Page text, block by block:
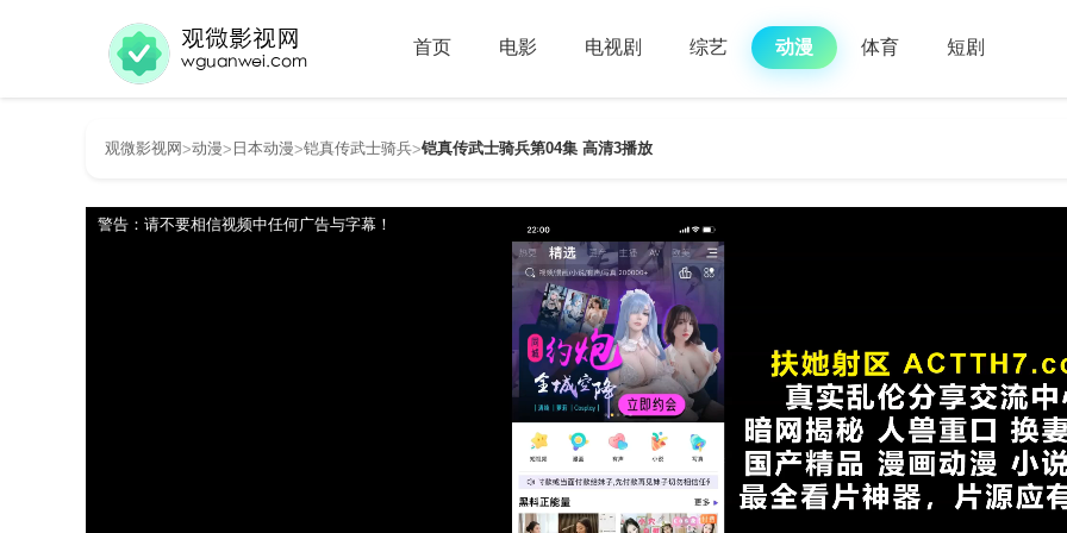
首页 电影 电视剧 综艺 动漫 体育 短剧
观微影视网>动漫> 日本动漫>铠真传武士骑兵>铠真传武士骑兵第04集 高清3播放
警告：请不要相信视频中任何广告与字幕！